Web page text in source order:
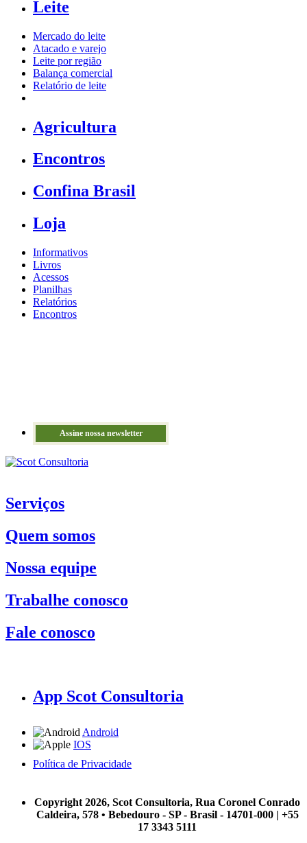
Leite
Mercado do leite
Atacado e varejo
Leite por região
Balança comercial
Relatório de leite
Agricultura
Encontros
Confina Brasil
Loja
Informativos
Livros
Acessos
Planilhas
Relatórios
Encontros
Assine nossa newsletter
Serviços
Quem somos
Nossa equipe
Trabalhe conosco
Fale conosco
App Scot Consultoria
Android
IOS
Política de Privacidade
Copyright 2026, Scot Consultoria, Rua Coronel Conrado
Caldeira, 578 • Bebedouro - SP - Brasil - 14701-000 | +55
17 3343 5111